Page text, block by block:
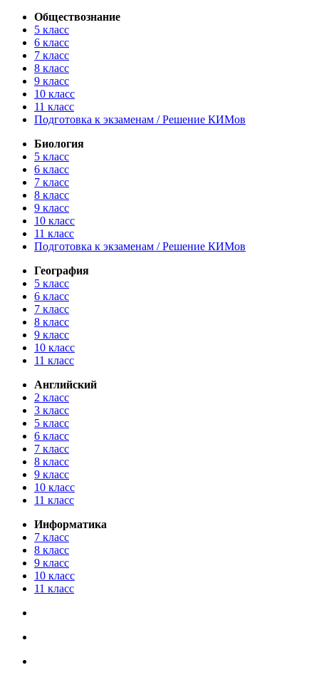
Обществознание
5 класс
6 класс
7 класс
8 класс
9 класс
10 класс
11 класс
Подготовка к экзаменам / Решение КИМов
Биология
5 класс
6 класс
7 класс
8 класс
9 класс
10 класс
11 класс
Подготовка к экзаменам / Решение КИМов
География
5 класс
6 класс
7 класс
8 класс
9 класс
10 класс
11 класс
Английский
2 класс
3 класс
5 класс
6 класс
7 класс
8 класс
9 класс
10 класс
11 класс
Информатика
7 класс
8 класс
9 класс
10 класс
11 класс